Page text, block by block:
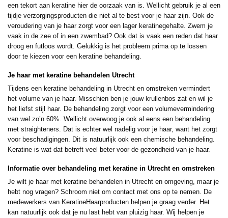
een tekort aan keratine hier de oorzaak van is. Wellicht gebruik je al een
tijdje verzorgingsproducten die niet al te best voor je haar zijn. Ook de
veroudering van je haar zorgt voor een lager keratinegehalte. Zwem je
vaak in de zee of in een zwembad? Ook dat is vaak een reden dat haar
droog en futloos wordt. Gelukkig is het probleem prima op te lossen
door te kiezen voor een keratine behandeling.
Je haar met keratine behandelen Utrecht
Tijdens een keratine behandeling in Utrecht en omstreken vermindert
het volume van je haar. Misschien ben je jouw krullenbos zat en wil je
het liefst stijl haar. De behandeling zorgt voor een volumevermindering
van wel zo’n 60%. Wellicht overwoog je ook al eens een behandeling
met straighteners. Dat is echter wel nadelig voor je haar, want het zorgt
voor beschadigingen. Dit is natuurlijk ook een chemische behandeling.
Keratine is wat dat betreft veel beter voor de gezondheid van je haar.
Informatie over behandeling met keratine in Utrecht en omstreken
Je wilt je haar met keratine behandelen in Utrecht en omgeving, maar je
hebt nog vragen? Schroom niet om contact met ons op te nemen. De
medewerkers van KeratineHaarproducten helpen je graag verder. Het
kan natuurlijk ook dat je nu last hebt van pluizig haar. Wij helpen je